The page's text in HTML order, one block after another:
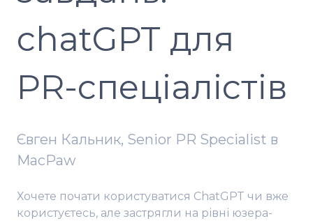
chatGPT для
PR-спеціалістів
Євген Кальник, Senior PR Specialist в
MacPaw
Хочете почати користуватися ChatGPT чи вже
користуєтесь, але застрягли на рівні юзера-